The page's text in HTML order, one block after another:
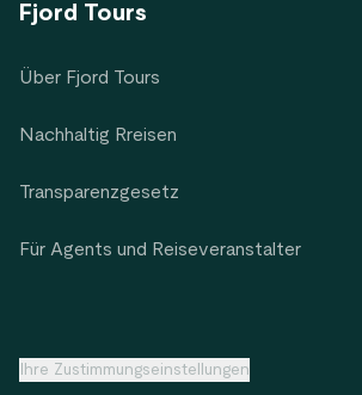
Fjord Tours
Über Fjord Tours
Nachhaltig Rreisen
Transparenzgesetz
Für Agents und Reiseveranstalter
Ihre Zustimmungseinstellungen